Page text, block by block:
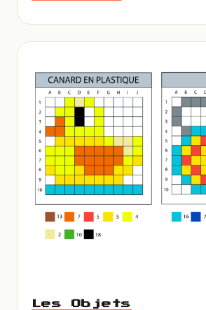
Les Objets